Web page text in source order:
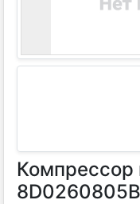
Компрессор
8D0260805B